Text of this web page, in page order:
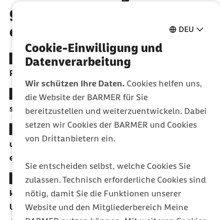
DEU
Cookie-Einwilligung und
Datenverarbeitung
Wir schützen Ihre Daten. Cookies helfen uns,
die Website der BARMER für Sie
bereitzustellen und weiterzuentwickeln. Dabei
setzen wir Cookies der BARMER und Cookies
von Drittanbietern ein.
Sie entscheiden selbst, welche Cookies Sie
zulassen. Technisch erforderliche Cookies sind
nötig, damit Sie die Funktionen unserer
Website und den Mitgliederbereich Meine
geschützt die Welt
entdecken
100% Kostenübernahme bei allen empfohlenen
Reiseschutzimpfungen
Mit jeder Impfung Punkte im Bonusprogramm
sammeln
Im Notfall nahezu europaweit abgesichert sein
und alle notwendigen medizinischen Leistungen
erhalten
Bestens vorbereitet in den Urlaub fahren mit den
kostenlosen Check- und Packlisten im Barmer
Urlaubscheck